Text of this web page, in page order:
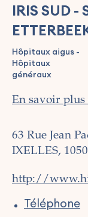
IRIS SUD -
Hôpitaux aigus -
Hôpitaux
généraux
En savoir plus
63 Rue Jean
IXELLES,
http://
Téléphone